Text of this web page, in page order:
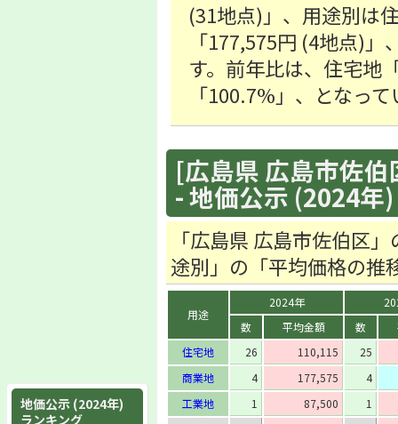
地価公示 (2024年)
ランキング
(31地点)」、用途別は
「177,575円 (4地点)
す。前年比は、住宅地
「100.7%」、となっ
[広島県 広島市佐
- 地価公示 (2024年)
「広島県 広島市佐伯区
途別」の「平均価格の推
用途
2024年
数
平均金額 数
住宅地
26 110,115
25
商業地
4 177,575
4
工業地
1 87,500
1